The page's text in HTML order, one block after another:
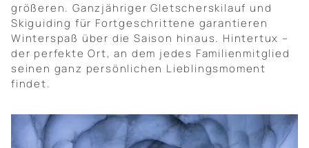
größeren. Ganzjähriger Gletscherskilauf und
Skiguiding für Fortgeschrittene garantieren
Winterspaß über die Saison hinaus. Hintertux –
der perfekte Ort, an dem jedes Familienmitglied
seinen ganz persönlichen Lieblingsmoment
findet.